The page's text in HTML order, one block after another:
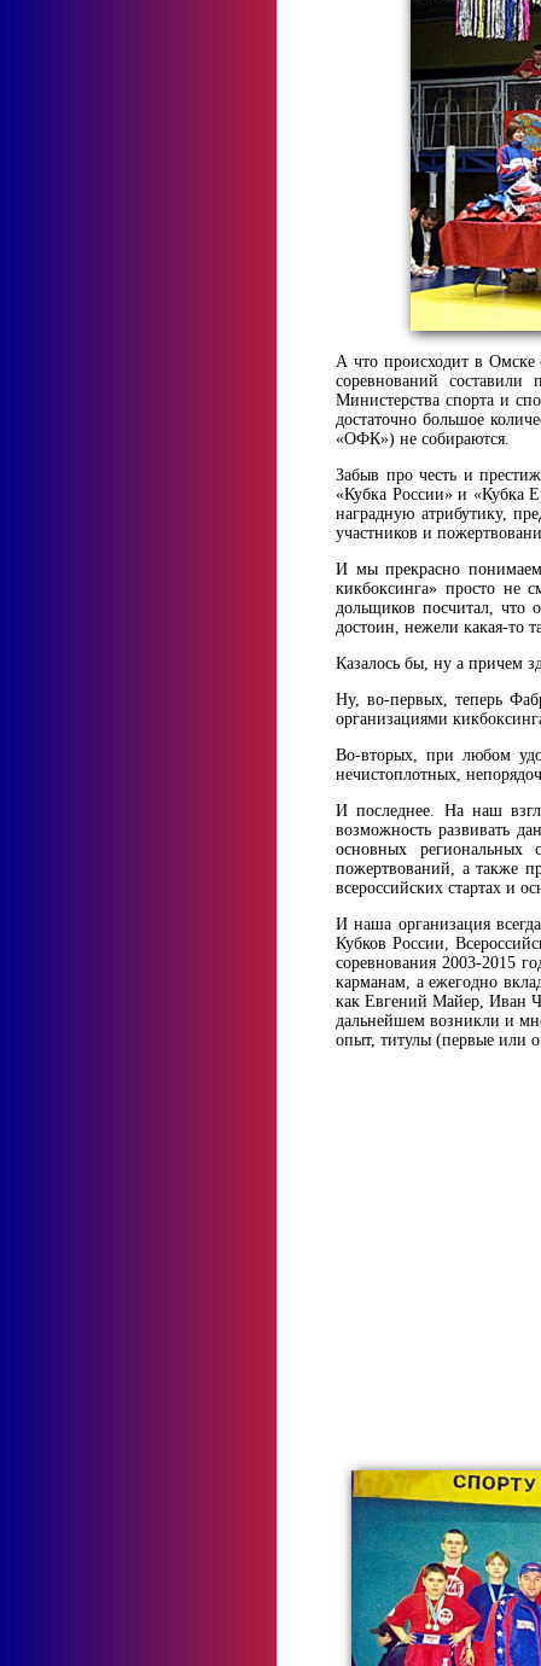
А что происходит в Омске
соревнований
Министерства спорта и
достаточно большое
«ОФК») не собираются.
Забыв про честь и
«Кубка России» и «Кубка
наградную атрибутику,
участников и
И мы прекрасно
кикбоксинга» просто не
дольщиков посчитал, что
достоин, нежели какая-то
Казалось бы, ну а причем
Ну, во-первых, теперь
организациями
Во-вторых, при любом
нечистоплотных,
И последнее. На наш
возможность развивать
основных региональных
пожертвований, а также
всероссийских стартах и
И наша организация
Кубков России,
соревнования 2003-2015
карманам, а ежегодно
как Евгений Майер, Иван
дальнейшем возникли и
опыт, титулы (первые или